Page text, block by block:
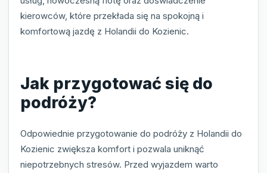
kierowców, które przekłada się na spokojną i
komfortową jazdę z Holandii do Kozienic.
Jak przygotować się do
podróży?
Odpowiednie przygotowanie do podróży z Holandii do
Kozienic zwiększa komfort i pozwala uniknąć
niepotrzebnych stresów. Przed wyjazdem warto